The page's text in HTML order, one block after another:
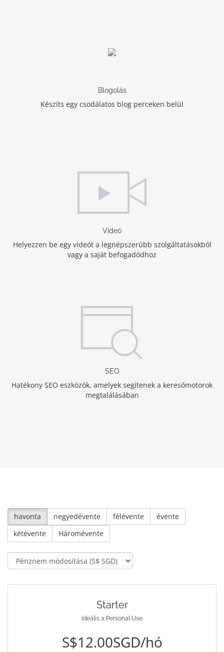
Blogolás
Készíts egy csodálatos blog perceken belül
Videó
Helyezzen be egy videót a legnépszerűbb szolgáltatásokból
vagy a saját befogadódhoz
SEO
Hatékony SEO eszközök, amelyek segítenek a keresőmotorok
megtalálásában
havonta negyedévente félévente
évente
kétévente
Háromévente
Starter
Ideális a Personal Use
S$12.00SGD/hó